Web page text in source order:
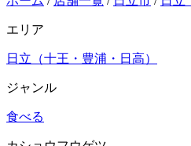
エリア
日立（十王・豊浦・日高）
ジャンル
食べる